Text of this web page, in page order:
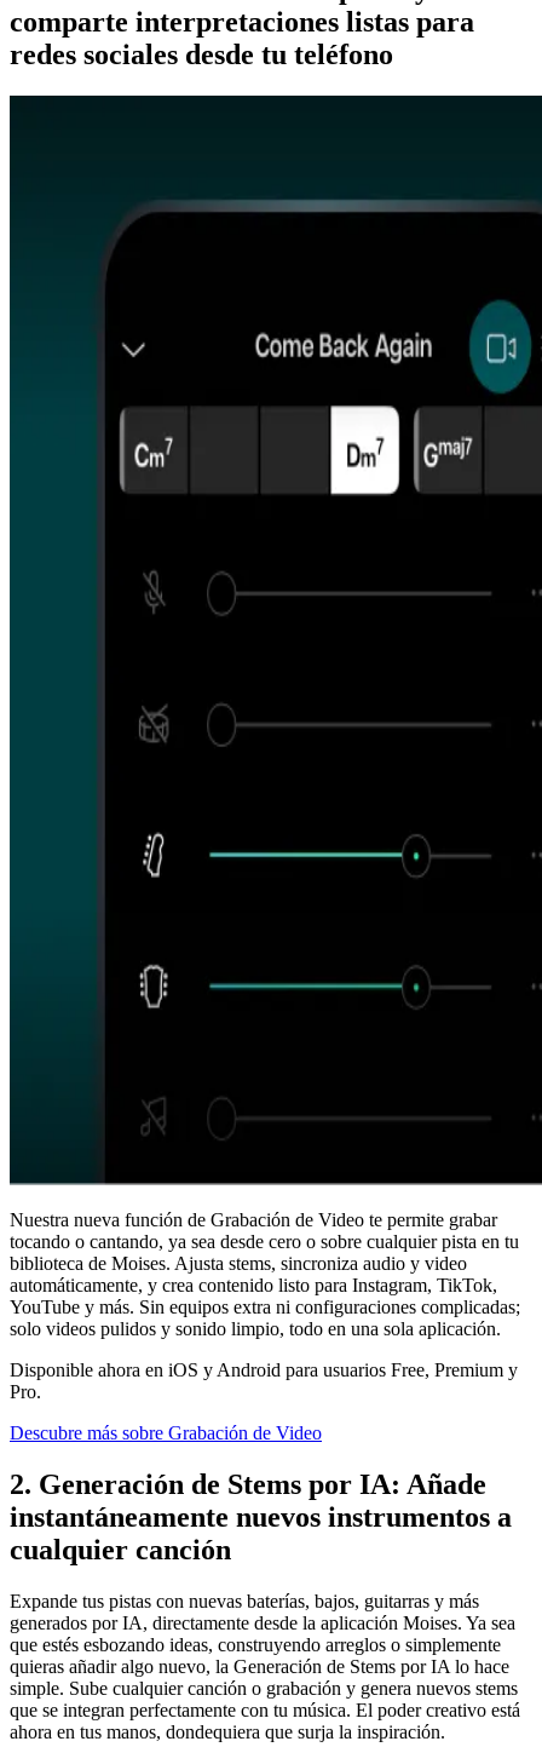
comparte interpretaciones listas para
redes sociales desde tu teléfono
Nuestra nueva función de Grabación de Video te permite grabar
tocando o cantando, ya sea desde cero o sobre cualquier pista en tu
biblioteca de Moises. Ajusta stems, sincroniza audio y video
automáticamente, y crea contenido listo para Instagram, TikTok,
YouTube y más. Sin equipos extra ni configuraciones complicadas;
solo videos pulidos y sonido limpio, todo en una sola aplicación.
Disponible ahora en iOS y Android para usuarios Free, Premium y
Pro.
Descubre más sobre Grabación de Video
2. Generación de Stems por IA: Añade
instantáneamente nuevos instrumentos a
cualquier canción
Expande tus pistas con nuevas baterías, bajos, guitarras y más
generados por IA, directamente desde la aplicación Moises. Ya sea
que estés esbozando ideas, construyendo arreglos o simplemente
quieras añadir algo nuevo, la Generación de Stems por IA lo hace
simple. Sube cualquier canción o grabación y genera nuevos stems
que se integran perfectamente con tu música. El poder creativo está
ahora en tus manos, dondequiera que surja la inspiración.